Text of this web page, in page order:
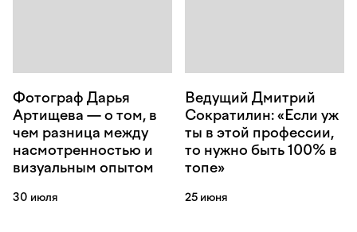
Фотограф Дарья
Артищева — о том, в
чем разница между
насмотренностью и
визуальным опытом
30 июля
Ведущий Дмитрий
Сократилин: «Если уж
ты в этой профессии,
то нужно быть 100% в
топе»
25 июня